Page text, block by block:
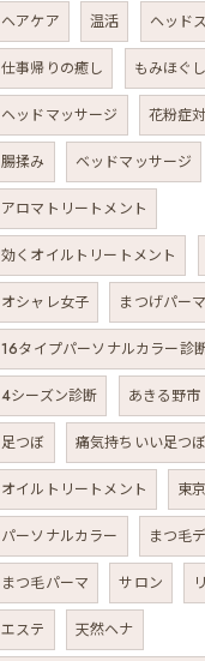
ヘアケア 温活 ヘッド
仕事帰りの癒し もみほぐし
ヘッドマッサージ 花粉症
腸揉み ベッドマッサージ
アロマトリートメント
効くオイルトリートメント
オシャレ女子 まつげパーマ
16タイプパーソナルカラー診
4シーズン診断 あきる野市
足つぼ 痛気持ちいい足つぼ
オイルトリートメント 東京
パーソナルカラー まつ毛
まつ毛パーマ サロン
エステ 天然ヘナ